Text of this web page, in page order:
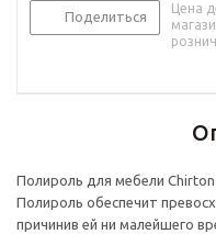
Поделиться
Цена
Полироль для мебели
Полироль обеспечит
причинив ей ни малейшего